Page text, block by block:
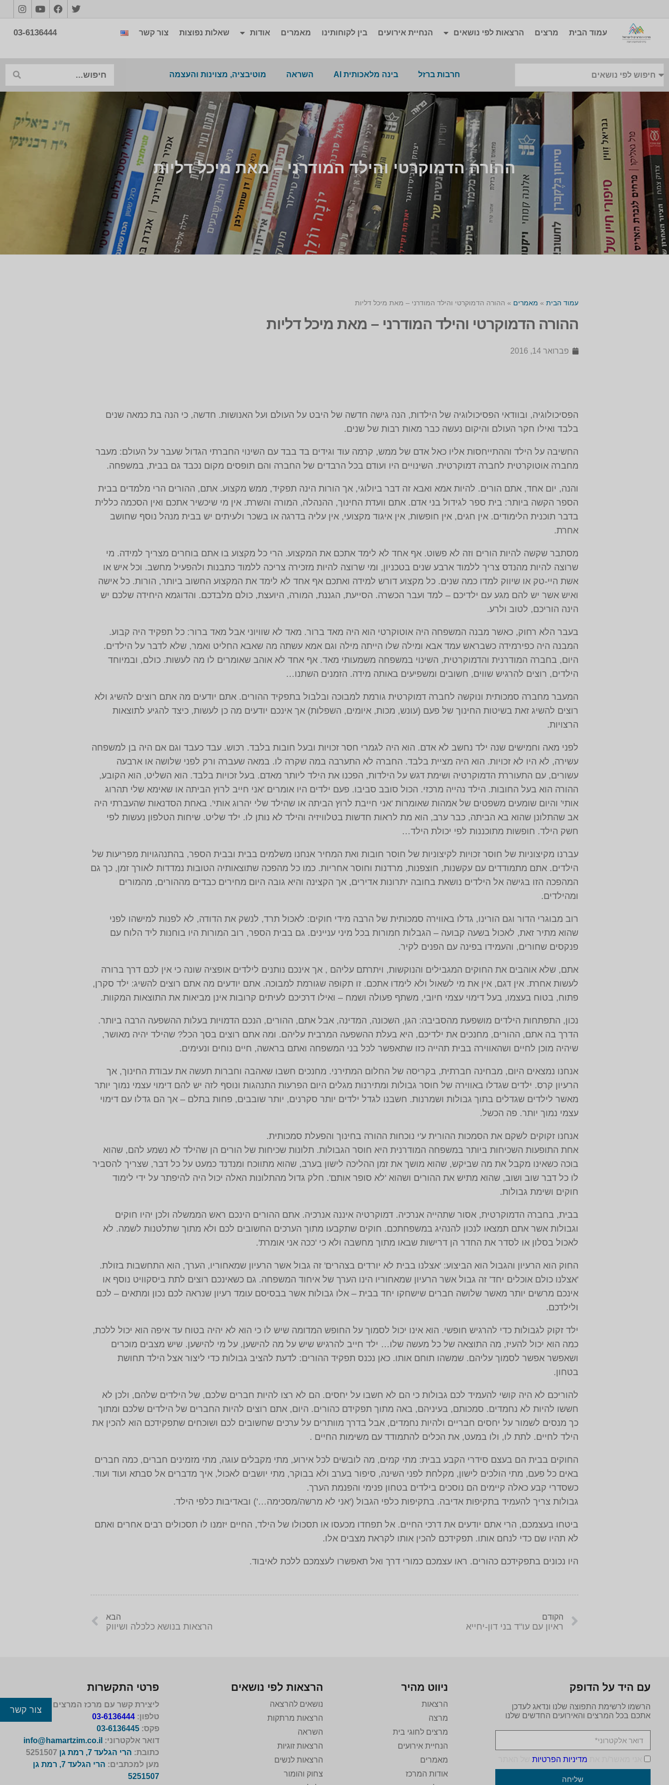
עמוד הבית מרצים הרצאות לפי נושאים הנחיית אירועים בין לקוחותינו מאמרים אודות שאלות נפוצות צור קשר 03-6136444
חרבות ברזל בינה מלאכותית AI השראה מוטיבציה, מצוינות והעצמה
ההורה הדמוקרטי והילד המודרני – מאת מיכל דליות
עמוד הבית » מאמרים » ההורה הדמוקרטי והילד המודרני – מאת מיכל דליות
ההורה הדמוקרטי והילד המודרני – מאת מיכל דליות
פברואר 14, 2016
הפסיכולוגיה, ובוודאי הפסיכולוגיה של הילדות, הנה גישה חדשה של היבט על העולם ועל האנושות. חדשה, כי הנה בת כמאה שנים
בלבד ואילו חקר העולם והיקום נעשה כבר מאות רבות של שנים.
החשיבה על הילד וההתייחסות אליו כאל אדם של ממש, קרמה עוד וגידים בד בבד עם השינוי החברתי הגדול שעבר על העולם: מעבר
מחברה אוטוקרטית לחברה דמוקרטית. השינויים היו ועודם בכל הרבדים של החברה והם תופסים מקום נכבד גם בבית, במשפחה.
והנה, יום אחד, אתם הורים. להיות אמא ואבא זה דבר ביולוגי, אך הורות הינה תפקיד, ממש מקצוע. אתם, ההורים הרי מלמדים בבית
הספר הקשה ביותר: בית ספר לגידול בני אדם. אתם וועדת החינוך, ההנהלה, המורה והשרת. אין מי שיכשיר אתכם ואין הסכמה כללית
בדבר תוכנית הלימודים. אין חגים, אין חופשות, אין איגוד מקצועי, אין עליה בדרגה או בשכר ולעיתים יש בבית מנהל נוסף שחושב
אחרת.
מסתבר שקשה להיות הורים וזה לא פשוט. אף אחד לא לימד אתכם את המקצוע. הרי כל מקצוע בו אתם בוחרים מצריך למידה. מי
שרוצה להיות מהנדס צריך ללמוד ארבע שנים בטכניון, ומי שרוצה להיות מזכירה צריכה ללמוד כתבנות ולהפעיל מחשב. וכל איש או
אשת היי-טק או שיווק למדו כמה שנים. כל מקצוע דורש למידה ואתכם אף אחד לא לימד את המקצוע החשוב ביותר, הורות. כל אישה
ואיש אשר יש להם מגע עם ילדיכם – למד ועבר הכשרה. הסייעת, הגננת, המורה, היועצת, כולם מלבדכם. והדוגמא היחידה שלכם יש
הינה הוריכם, לטוב ולרע.
בעבר הלא רחוק, כאשר מבנה המשפחה היה אוטוקרטי הוא היה מאד ברור. מאד לא שוויוני אבל מאד ברור: כל תפקיד היה קבוע.
המבנה היה כפירמידה כשבראש עמד אבא ומילה שלו הייתה מילה וגם אמא עשתה מה שאבא החליט ואמר, שלא לדבר על הילדים.
היום, בחברה המודרנית והדמוקרטית, השינוי במשפחה משמעותי מאד. אף אחד לא אוהב שאומרים לו מה לעשות. כולם, ובמיוחד
הילדים, רוצים להרגיש שווים, חשובים ומשפיעים באותה מידה. הזמנים השתנו…
המעבר מחברה סמכותית ונוקשה לחברה דמוקרטית גורמת למבוכה ובלבול בתפקיד ההורים. אתם יודעים מה אתם רוצים להשיג ולא
רוצים להשיג זאת בשיטות החינוך של פעם (עונש, מכות, איומים, השפלות) אך אינכם יודעים מה כן לעשות, כיצד להגיע לתוצאות
הרצויות.
לפני מאה וחמישים שנה ילד נחשב לא אדם. הוא היה לגמרי חסר זכויות ובעל חובות בלבד. רכוש. עבד כעבד וגם אם היה בן למשפחה
עשירה, לא היו לא זכויות. הוא היה מציית בלבד. החברה לא התערבה במה שקרה לו. במאה שעברה ורק לפני שלושה או ארבעה
עשורים, עם התעוררת הדמוקרטיה ושימת דגש על הילדות, הפכנו את הילד ליותר מאדם. בעל זכויות בלבד. הוא השליט, הוא הקובע,
ההורה הוא בעל החובות. הילד נהייה מרכזי. הכול סובב סביבו. פעם ילדים היו אומרים 'אני חייב לרוץ הביתה או שאימא שלי תהרוג
אותי' והיום שומעים משפטים של אמהות שאומרות 'אני חייבת לרוץ הביתה או שהילד שלי יהרוג אותי'. באחת הסדנאות שהעברתי היה
אב שהתלונן שהוא בא הביתה, כבר ערב, הוא מת לראות חדשות בטלוויזיה והילד לא נותן לו. ילד שליט. שיחות הטלפון נעשות לפי
חשק הילד. חופשות מתוכננות לפי יכולת הילד…
עברנו מקיצוניות של חוסר זכויות לקיצוניות של חוסר חובות ואת המחיר אנחנו משלמים בבית ובבית הספר, בהתנהגויות מפריעות של
הילדים. אתם מתמודדים עם עקשנות, חוצפנות, מרדנות וחוסר אחריות. כמו כל מהפכה שתוצאותיה הטובות נמדדות לאורך זמן, כך גם
המהפכה הזו בגישה אל הילדים נושאת בחובה יתרונות אדירים, אך הקצינה והיא גובה היום מחירים כבדים מההורים, מהמורים
ומהילדים.
רוב מבוגרי הדור וגם הורינו, גדלו באווירה סמכותית של הרבה מידי חוקים: לאכול תרד, לנשק את הדודה, לא לפנות למישהו לפני
שהוא מתיר זאת, לאכול בשעה קבועה – הגבלות חמורות בכל מיני עניינים. גם בבית הספר, רוב המורות היו בוחנות ליד הלוח עם
פנקסים שחורים, והעמידו בפינה עם הפנים לקיר.
אתם, שלא אוהבים את החוקים המגבילים והנוקשות, ויתרתם עליהם , אך אינכם נותנים לילדים אופציה שונה כי אין לכם דרך ברורה
לעשות אחרת. אין דגם, אין את מי לשאול ולא לימדו אתכם. זו תקופה שגורמת למבוכה. אתם יודעים מה אתם רוצים להשיג: ילד סקרן,
פתוח, בטוח בעצמו, בעל דימוי עצמי חיובי, משתף פעולה ושמח – ואילו דרכיכם לעיתים קרובות אינן מביאות את התוצאות המקוות.
נכון, התפתחות הילדים מושפעת מהסביבה: הגן, השכונה, המדינה, אבל אתם, ההורים, הנכם הדמויות בעלות ההשפעה הרבה ביותר.
הדרך בה אתם, ההורים, מחנכים את ילדיכם, היא בעלת ההשפעה המרבית עליהם. ומה אתם רוצים בסך הכל? שהילד יהיה מאושר,
שיהיה מוכן לחיים ושהאווירה בבית תהייה כזו שתאפשר לכל בני המשפחה ואתם בראשה, חיים נוחים ונעימים.
אנחנו נמצאים היום, מבחינה חברתית, בקריסה של החלום המתירני. מחנכים חשבו שאהבה וחברות תעשה את עבודת החינוך, אך
הרעיון קרס. ילדים שגדלו באווירה של חוסר גבולות ומתירנות מגלים היום הפרעות התנהגות ונוסף לזה יש להם דימוי עצמי נמוך יותר
מאשר לילדים שגדלים בתוך גבולות ושמרנות. חשבנו לגדל ילדים יותר סקרנים, יותר שובבים, פחות בתלם – אך הם גדלו עם דימוי
עצמי נמוך יותר. פה הכשל.
אנחנו זקוקים לשקם את הסמכות ההורית ע'י נוכחות ההורה בחינוך והפעלת סמכותית.
אחת התופעות השכיחות ביותר במשפחה המודרנית היא חוסר הגבולות. תלונות שכיחות של הורים הן שהילד לא נשמע להם, שהוא
בוכה כשאינו מקבל את מה שביקש, שהוא מושך את זמן ההליכה לישון בערב, שהוא מתווכח ומנדנד כמעט על כל דבר, שצריך להסביר
לו כל דבר שוב ושוב, שהוא מתיש את ההורים ושהוא 'לא סופר אותם'. חלק גדול מהתלונות האלה יכול היה להיפתר על ידי לימוד
חוקים ושימת גבולות.
בבית, בחברה הדמוקרטית, אסור שתהייה אנרכיה. דמוקרטיה איננה אנרכיה. אתם ההורים הינכם ראש הממשלה ולכן יהיו חוקים
וגבולות אשר אתם תמצאו לנכון להנהיג במשפחתכם. חוקים שתקבעו מתוך הערכים החשובים לכם ולא מתוך שתלטנות לשמה. לא
לאכול בסלון או לסדר את החדר הן דרישות שבאו מתוך מחשבה ולא כי 'ככה אני אומרת'.
החוק הוא הרעיון והגבול הוא הביצוע: 'אצלנו בבית לא יורדים בצהרים' זה גבול אשר הרעיון שמאחוריו, הערך, הוא התחשבות בזולת.
'אצלנו כולם אוכלים יחד' זה גבול אשר הרעיון שמאחוריו הינו הערך של איחוד המשפחה. גם כשאינכם רוצים לתת ביסקוויט נוסף או
אינכם מרשים יותר מאשר שלושה חברים שישחקו יחד בבית – אלו גבולות אשר בבסיסם עומד רעיון שנראה לכם נכון ומתאים – לכם
ולילדכם.
ילד זקוק לגבולות כדי להרגיש חופשי. הוא אינו יכול לסמוך על החופש המדומה שיש לו כי הוא לא יהיה בטוח עד איפה הוא יכול ללכת,
כמה הוא יכול להעיז, מה התוצאה של כל מעשה שלו… ילד חייב להרגיש שיש על מה להישען, על מי להישען. שיש מצבים מוכרים
ושאפשר אפשר לסמוך עליהם. שמשהו תוחם אותו. כאן נכנס תפקיד ההורים: לדעת להציב גבולות כדי ליצור אצל הילד תחושת
בטחון.
להוריכם לא היה קושי להעמיד לכם גבולות כי הם לא חשבו על יחסים. הם לא רצו להיות חברים שלכם, של הילדים שלהם, ולכן לא
חששו להיות לא נחמדים. סמכותם, בעיניהם, באה מתוך תפקידם כהורים. היום, אתם רוצים להיות החברים של הילדים שלכם ומתוך
כך מנסים לשמור על יחסים חבריים ולהיות נחמדים, אבל בדרך מוותרים על ערכים שחשובים לכם ושוכחים שתפקידכם הוא להכין את
הילד לחיים. לתת לו, ולו במעט, את הכלים להתמודד עם משימות החיים .
החוקים בבית הם בעצם סידרי הקבע בבית: מתי קמים, מה לובשים לכל אירוע, מתי מקבלים עוגה, מתי מזמינים חברים, כמה חברים
באים כל פעם, מתי הולכים לישון, מקלחת לפני השינה, סיפור בערב ולא בבוקר, מתי יושבים לאכול, איך מדברים אל סבתא ועוד ועוד.
כשסדרי קבע כאלה קיימים הם נוסכים בילדים בטחון פנימי והפנמת הערך.
גבולות צריך להעמיד בתקיפות אדיבה. בתקיפות כלפי הגבול ('אני לא מרשה/מסכימה…') ובאדיבות כלפי הילד.
ביטחו בעצמכם, הרי אתם יודעים את דרכי החיים. אל תפחדו מכעסו או תסכולו של הילד, החיים יזמנו לו תסכולים רבים אחרים ואתם
לא תהיו שם כדי לנחם אותו. תפקידכם להכין אותו לקראת מצבים אלו.
היו נכונים בתפקידכם כהורים. ראו עצמכם כמורי דרך ואל תאפשרו לעצמכם ללכת לאיבוד.
הקודם
ראיון עם עו"ד בני דון-יחייא
הבא
הרצאות בנושא כלכלה ושיווק
עם היד על הדופק
הרשמו לרשימת התפוצה שלנו ונדאג לעדכן
אתכם בכל המרצים והאירועים החדשים שלנו
מדיניות הפרטיותשל האתר
שליחה
ניווט מהיר
הרצאות
מרצה
מרצים לחוגי בית
הנחיית אירועים
מאמרים
אודות המרכז
הרצאות לפי נושאים
נושאים להרצאה
הרצאות מרתקות
השראה
הרצאות זוגיות
הרצאות לנשים
צחוק והומור
פרטי התקשרות
ליצירת קשר עם מרכז המרצים לישראל
טלפון:03-6136444
פקס:03-6136445
דואר אלקטרוני: info@hamartzim.co.il
כתובת: הרי הגלעד 7, רמת גן
מען למכתבים:
הרי הגלעד 7, רמת גן
5251507
צור קשר